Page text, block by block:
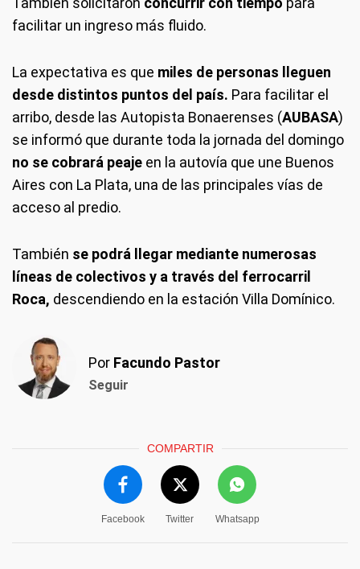
facilitar un ingreso más fluido.
La expectativa es que miles de personas lleguen
desde distintos puntos del país. Para facilitar el
arribo, desde las Autopista Bonaerenses (AUBASA)
se informó que durante toda la jornada del domingo
no se cobrará peaje en la autovía que une Buenos
Aires con La Plata, una de las principales vías de
acceso al predio.
También se podrá llegar mediante numerosas
líneas de colectivos y a través del ferrocarril
Roca, descendiendo en la estación Villa Domínico.
Por Facundo Pastor
Seguir
COMPARTIR
Facebook Twitter Whatsapp